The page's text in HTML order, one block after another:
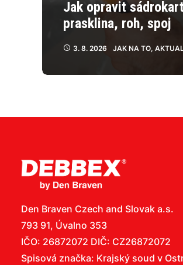
Jak opravit
prasklina, roh, spoj
3. 8. 2026 JAK NA TO,
Den Braven Czech and Slovak a.s.
793 91, Úvalno 353
IČO: 26872072 DIČ: CZ26872072
Spisová značka: Krajský soud v